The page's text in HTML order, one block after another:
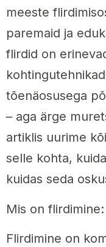
meeste
paremaid ja
flirdid on
tõenäosusega
– aga ärge
artiklis uurime
selle kohta,
kuidas seda
Mis on flirdimine:
Flirdimine on